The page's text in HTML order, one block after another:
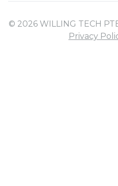
© 2026 WILLING TECH
Privacy